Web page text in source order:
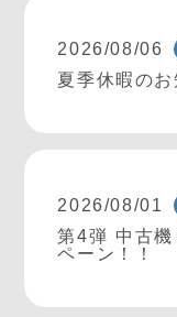
2026/08/06
夏季休暇のお
2026/08/01
第4弾 中古
ペーン！！